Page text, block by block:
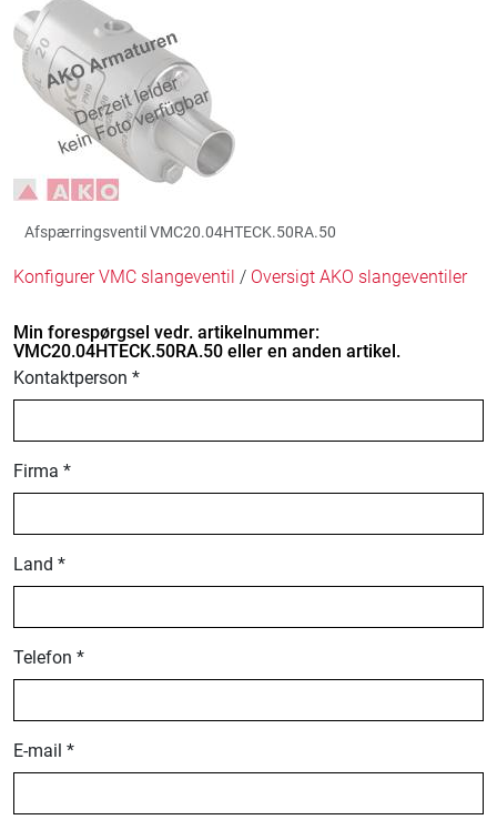
Afspærringsventil VMC20.04HTECK.50RA.50
Konfigurer VMC slangeventil / Oversigt AKO slangeventiler
Min forespørgsel vedr. artikelnummer:
VMC20.04HTECK.50RA.50 eller en anden artikel.
Kontaktperson *
Firma *
Land *
Telefon *
E-mail *